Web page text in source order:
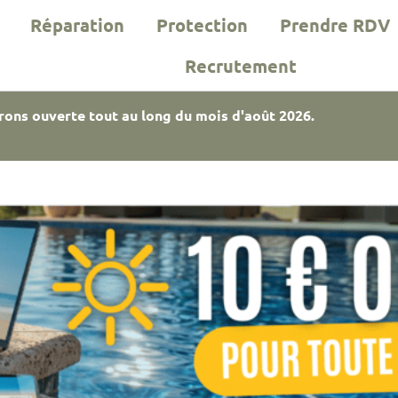
Réparation Protection
Prendre RDV
Recrutement
ouverte tout au long du mois d'août 2026.